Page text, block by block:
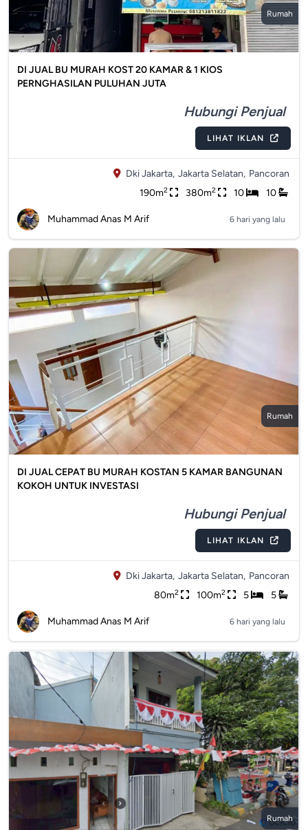
Rumah
DI JUAL BU MURAH KOST 20 KAMAR & 1 KIOS
PERNGHASILAN PULUHAN JUTA
Hubungi Penjual
LIHAT IKLAN
Dki Jakarta, Jakarta Selatan, Pancoran
190m2 380m2 10 10
Muhammad Anas M Arif 6 hari yang lalu
Rumah
DI JUAL CEPAT BU MURAH KOSTAN 5 KAMAR BANGUNAN
KOKOH UNTUK INVESTASI
Hubungi Penjual
LIHAT IKLAN
Dki Jakarta, Jakarta Selatan, Pancoran
80m2 100m2 5 5
Muhammad Anas M Arif 6 hari yang lalu
Rumah